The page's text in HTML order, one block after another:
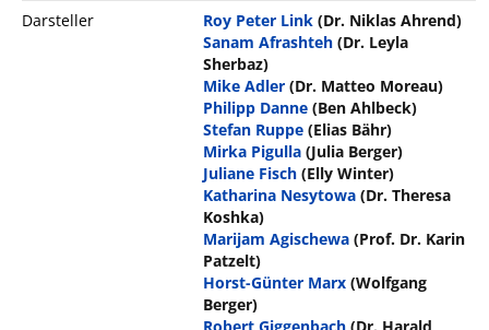
Darsteller
Roy Peter Link (Dr. Niklas Ahrend)
Sanam Afrashteh (Dr. Leyla
Sherbaz)
Mike Adler (Dr. Matteo Moreau)
Philipp Danne (Ben Ahlbeck)
Stefan Ruppe (Elias Bähr)
Mirka Pigulla (Julia Berger)
Juliane Fisch (Elly Winter)
Katharina Nesytowa (Dr. Theresa
Koshka)
Marijam Agischewa (Prof. Dr. Karin
Patzelt)
Horst-Günter Marx (Wolfgang
Berger)